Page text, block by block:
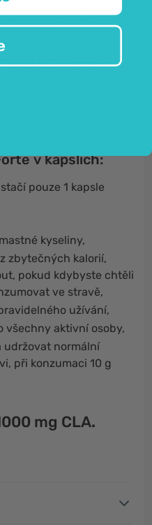
škodlivá, ba právě
nebo masné
snížený obsahu
v kapslích:
pouze 1 kapsle
kyseliny,
zbytečných kalorií,
pokud kdybyste chtěli
ve stravě,
užívání,
všechny aktivní osoby,
udržovat normální
při konzumaci 10 g
mg CLA.